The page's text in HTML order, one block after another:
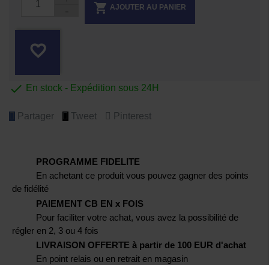
 AJOUTER AU PANIER
favorite_border
 En stock - Expédition sous 24H
Partager Tweet Pinterest
PROGRAMME FIDELITE
En achetant ce produit vous pouvez gagner des points
de fidélité
PAIEMENT CB EN x FOIS
Pour faciliter votre achat, vous avez la possibilité de
régler en 2, 3 ou 4 fois
LIVRAISON OFFERTE à partir de 100 EUR d'achat
En point relais ou en retrait en magasin